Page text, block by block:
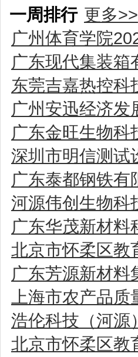
一周排行 更多>>
广州体育学院
广东现代集装箱
东莞吉嘉热控科
广州安迅经济发
广东金旺生物科
深圳市明信测试
广东泰都钢铁有
河源伟创生物科
广东华茂新材料
北京市怀柔区教
广东芳源新材料
上海市农产品
浩伦科技（河源
北京市怀柔区教